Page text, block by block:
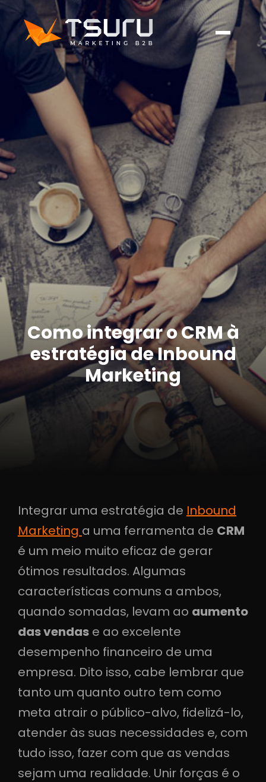
Como integrar o CRM à
estratégia de Inbound
Marketing
Integrar uma estratégia de Inbound
Marketing a uma ferramenta de CRM
é um meio muito eficaz de gerar
ótimos resultados. Algumas
características comuns a ambos,
quando somadas, levam ao aumento
das vendas e ao excelente
desempenho financeiro de uma
empresa. Dito isso, cabe lembrar que
tanto um quanto outro tem como
meta atrair o público-alvo, fidelizá-lo,
atender às suas necessidades e, com
tudo isso, fazer com que as vendas
sejam uma realidade. Unir forças é o